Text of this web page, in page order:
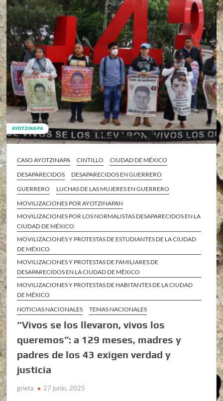
CASO AYOTZINAPA CINTILLO
CIUDAD DE MÉXICO
DESAPARECIDOS
DESAPARECIDOS EN GUERRERO
GUERRERO
LUCHAS DE LAS MUJERES EN GUERRERO
MOVILIZACIONES POR AYOTZINAPAN
MOVILIZACIONES POR LOS NORMALISTAS DESAPARECIDOS EN LA
CIUDAD DE MÉXICO
MOVILIZACIONES Y PROTESTAS DE ESTUDIANTES DE LA CIUDAD
DE MÉXICO
MOVILIZACIONES Y PROTESTAS DE FAMILIARES DE
DESAPARECIDOS EN LA CIUDAD DE MÉXICO
MOVILIZACIONES Y PROTESTAS DE HABITANTES DE LA CIUDAD
DE MÉXICO
NOTICIAS NACIONALES
TEMAS NACIONALES
“Vivos se los llevaron, vivos los
queremos”: a 129 meses, madres y
padres de los 43 exigen verdad y
justicia
grieta 27 junio, 2025